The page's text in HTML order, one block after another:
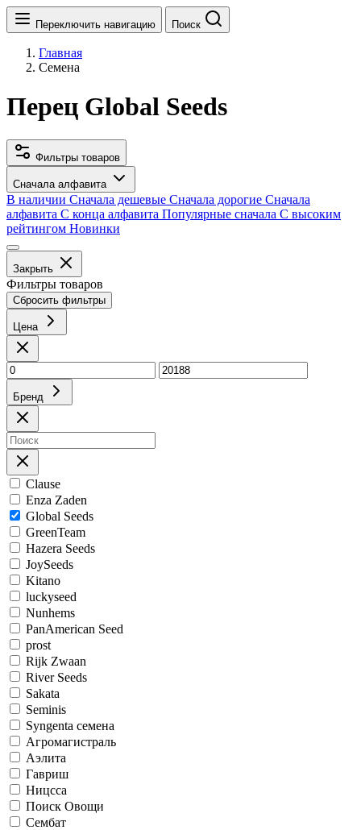
Переключить навигацию Поиск
Главная
Семена
Перец Global Seeds
Фильтры товаров
Сначала алфавита
В наличии Сначала дешевые Сначала дорогие Сначала
алфавита С конца алфавита Популярные сначала С высоким
рейтингом Новинки
Закрыть
Фильтры товаров
Сбросить фильтры
Цена
Бренд
Clause
Enza Zaden
Global Seeds
GreenTeam
Hazera Seeds
JoySeeds
Kitano
luckyseed
Nunhems
PanAmerican Seed
prost
Rijk Zwaan
River Seeds
Sakata
Seminis
Syngenta семена
Агромагистраль
Аэлита
Гавриш
Ницсса
Поиск Овощи
Сембат